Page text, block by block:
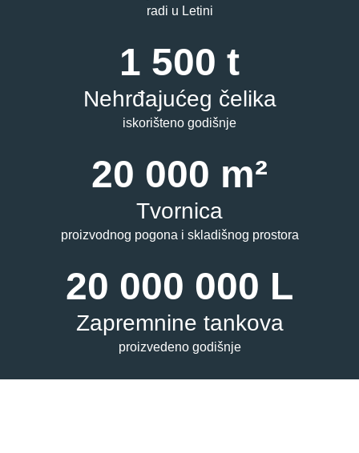
radi u Letini
1 500 t
Nehrđajućeg čelika
iskorišteno godišnje
20 000 m²
Tvornica
proizvodnog pogona i skladišnog prostora
20 000 000 L
Zapremnine tankova
proizvedeno godišnje